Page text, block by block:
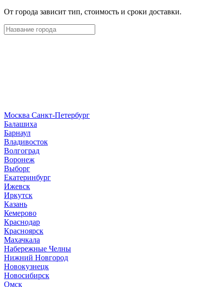
От города зависит тип, стоимость и сроки доставки.
Москва Санкт-Петербург
Балашиха
Барнаул
Владивосток
Волгоград
Воронеж
Выборг
Екатеринбург
Ижевск
Иркутск
Казань
Кемерово
Краснодар
Красноярск
Махачкала
Набережные Челны
Нижний Новгород
Новокузнецк
Новосибирск
Омск